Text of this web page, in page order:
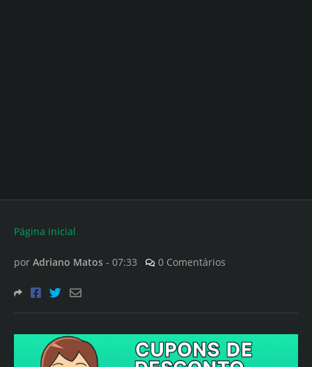
Página inicial
por Adriano Matos - 07:33 0 Comentários